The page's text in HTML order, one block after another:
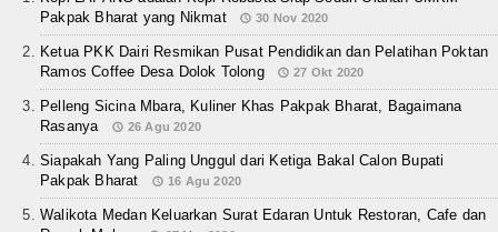
Pakpak Bharat yang Nikmat
30 Nov 2020
Ketua PKK Dairi Resmikan Pusat Pendidikan dan Pelatihan Poktan
Ramos Coffee Desa Dolok Tolong
27 Okt 2020
Pelleng Sicina Mbara, Kuliner Khas Pakpak Bharat, Bagaimana
Rasanya
26 Agu 2020
Siapakah Yang Paling Unggul dari Ketiga Bakal Calon Bupati
Pakpak Bharat
16 Agu 2020
Walikota Medan Keluarkan Surat Edaran Untuk Restoran, Cafe dan